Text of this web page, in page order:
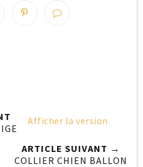
ARTICLE SUIVANT →
COLLIER CHIEN BALLON
Afficher la version